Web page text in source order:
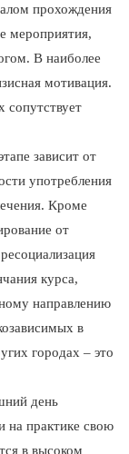
прохождения
мероприятия,
В наиболее
мотивация.
сопутствует
зависит от
употребления
Кроме
от
курса,
направлению
в
городах – это
день
на практике свою
в высоком